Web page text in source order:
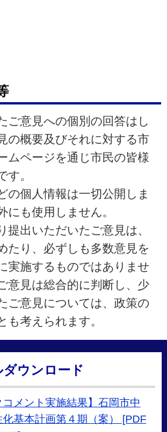
ご意見への個別の回答はし
の概要及びそれに対する市
ムページを通じ市民の皆様
す。
の個人情報は一切公開しま
にも使用しません。
提出いただいたご意見は、
たり、必ずしも多数意見を
実施するものではありませ
意見は総合的に判断し、少
ご意見については、政策の
も考えられます。
ウンロード
コメント実施結果】石岡市中
基本計画第４期（案） [PDF